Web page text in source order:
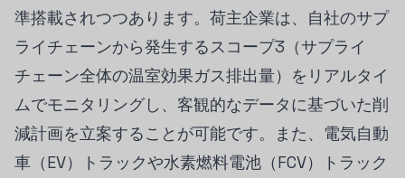
準搭載されつつあります。荷主企業は、自社のサプ
ライチェーンから発生するスコープ3（サプライ
チェーン全体の温室効果ガス排出量）をリアルタイ
ムでモニタリングし、客観的なデータに基づいた削
減計画を立案することが可能です。また、電気自動
車（EV）トラックや水素燃料電池（FCV）トラック